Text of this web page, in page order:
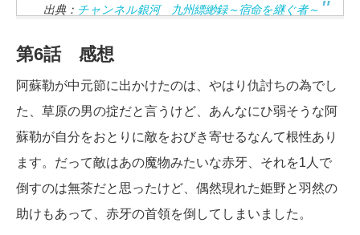
出典： チャンネル銀河 九州縹緲録～宿命を継ぐ者～
第6話 感想
阿蘇勒が中元節に出かけたのは、やはり仇討ちの為でし
た、草原の男の掟だと言うけど、あんなにひ弱そうな阿
蘇勒が自分をおとりに敵をおびき寄せるなんて根性あり
ます。だって敵はあの魔物みたいな赤牙、それを1人で
倒すのは無茶だと思ったけど、偶然現れた姫野と羽然の
助けもあって、赤牙の首領を倒してしまいました。